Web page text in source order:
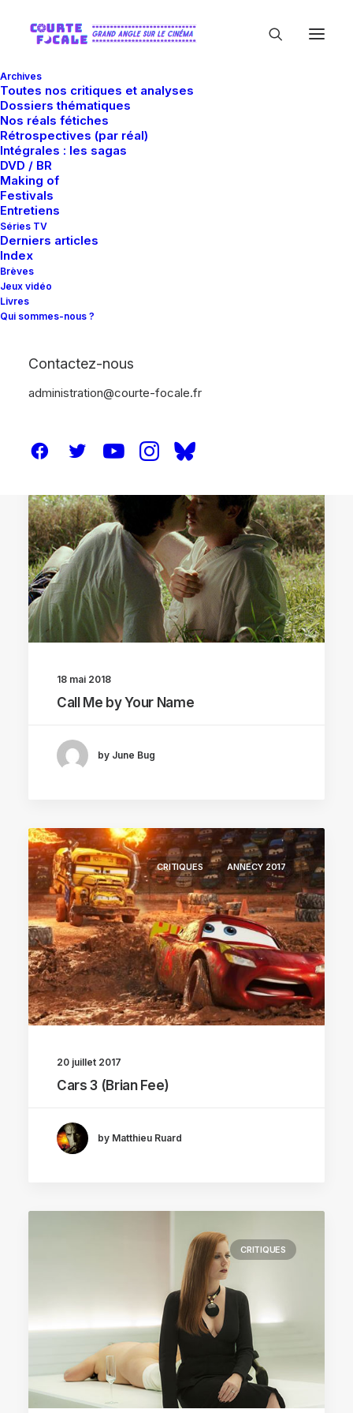
Archives
Toutes nos critiques et analyses
Dossiers thématiques
Nos réals fétiches
Rétrospectives (par réal)
Intégrales : les sagas
DVD / BR
Making of
Festivals
Entretiens
Séries TV
Derniers articles
Index
Brèves
Jeux vidéo
Livres
Qui sommes-nous ?
Contactez-nous
administration@courte-focale.fr
18 mai 2018
Call Me by Your Name
by June Bug
CRITIQUES ANNECY 2017
20 juillet 2017
Cars 3 (Brian Fee)
by Matthieu Ruard
CRITIQUES